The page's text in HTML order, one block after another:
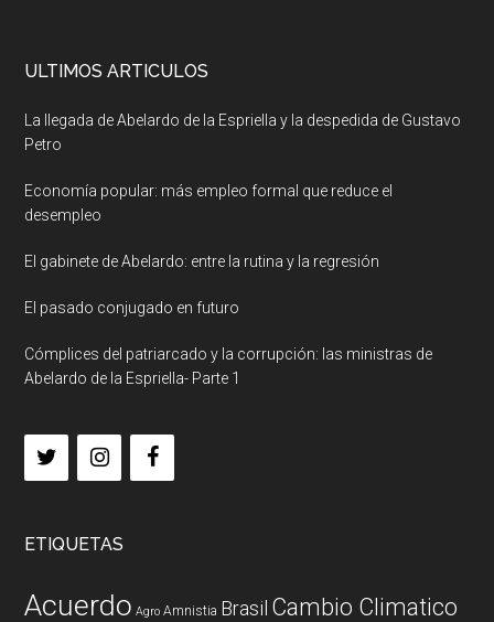
ULTIMOS ARTICULOS
La llegada de Abelardo de la Espriella y la despedida de Gustavo
Petro
Economía popular: más empleo formal que reduce el
desempleo
El gabinete de Abelardo: entre la rutina y la regresión
El pasado conjugado en futuro
Cómplices del patriarcado y la corrupción: las ministras de
Abelardo de la Espriella- Parte 1
ETIQUETAS
Acuerdo Agro Amnistia Brasil Cambio Climatico